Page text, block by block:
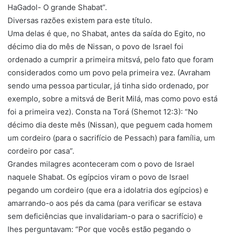
HaGadol- O grande Shabat”.
Diversas razões existem para este título.
Uma delas é que, no Shabat, antes da saída do Egito, no
décimo dia do mês de Nissan, o povo de Israel foi
ordenado a cumprir a primeira mitsvá, pelo fato que foram
considerados como um povo pela primeira vez. (Avraham
sendo uma pessoa particular, já tinha sido ordenado, por
exemplo, sobre a mitsvá de Berit Milá, mas como povo está
foi a primeira vez). Consta na Torá (Shemot 12:3): “No
décimo dia deste mês (Nissan), que peguem cada homem
um cordeiro (para o sacrifício de Pessach) para família, um
cordeiro por casa”.
Grandes milagres aconteceram com o povo de Israel
naquele Shabat. Os egípcios viram o povo de Israel
pegando um cordeiro (que era a idolatria dos egípcios) e
amarrando-o aos pés da cama (para verificar se estava
sem deficiências que invalidariam-o para o sacrifício) e
lhes perguntavam: “Por que vocês estão pegando o